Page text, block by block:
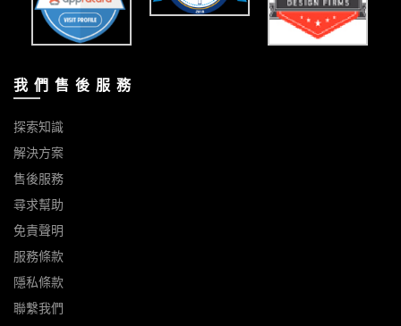
我 們 售 後 服 務
探索知識
解決方案
售後服務
尋求幫助
免責聲明
服務條款
隱私條款
聯繫我們